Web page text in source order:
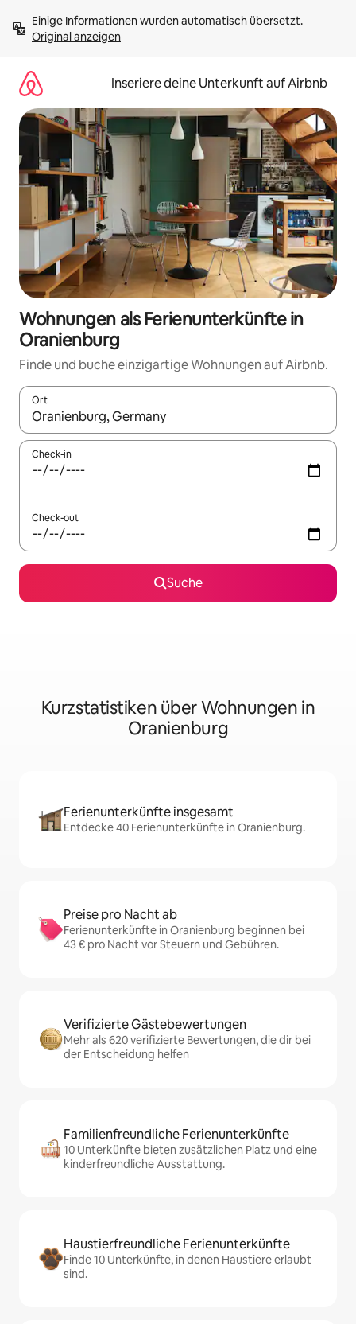
Inhalten
springenOriginal anzeigen
Inseriere deine Unterkunft auf Airbnb
Wohnungen als Ferienunterkünfte in
Oranienburg
Finde und buche einzigartige Wohnungen auf Airbnb.
Ort
Wenn Ergebnisse verfügbar sind, navigiere mit den
Check-in
Check-out
Suche
Kurzstatistiken über Wohnungen in
Oranienburg
Ferienunterkünfte insgesamt
Entdecke 40 Ferienunterkünfte in Oranienburg.
Preise pro Nacht ab
Ferienunterkünfte in Oranienburg beginnen bei
43 € pro Nacht vor Steuern und Gebühren.
Verifizierte Gästebewertungen
Mehr als 620 verifizierte Bewertungen, die dir bei
der Entscheidung helfen
Familienfreundliche Ferienunterkünfte
10 Unterkünfte bieten zusätzlichen Platz und eine
kinderfreundliche Ausstattung.
Haustierfreundliche Ferienunterkünfte
Finde 10 Unterkünfte, in denen Haustiere erlaubt
sind.